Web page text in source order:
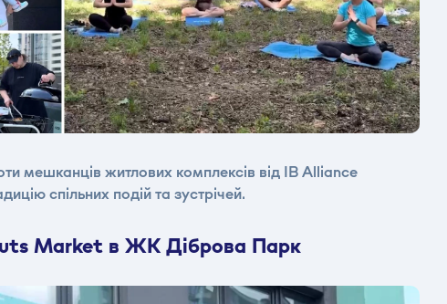
мешканців житлових комплексів від IB Alliance
спільних подій та зустрічей.
Market в ЖК Діброва Парк